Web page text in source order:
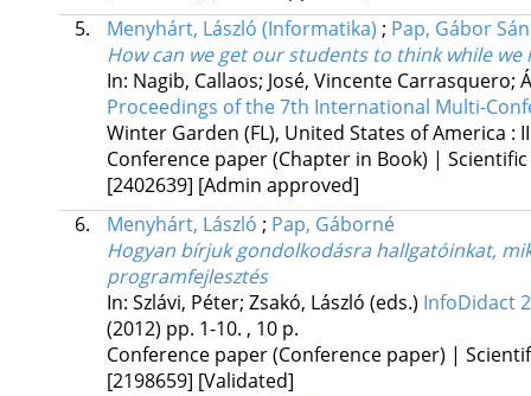
5.
Menyhárt, László (Informatika) ; Pap, Gábor
How can we get our students to think while
In: Nagib, Callaos; José, Vincente
Proceedings of the 7th International Multi-
Winter Garden (FL), United States of America :
Conference paper (Chapter in Book) | Scientific
[2402639] [Admin approved]
6.
Menyhárt, László ; Pap, Gáborné
Hogyan bírjuk gondolkodásra hallgatóinkat,
programfejlesztés
In: Szlávi, Péter; Zsakó, László (eds.) InfoDidact
(2012) pp. 1-10. , 10 p.
Conference paper (Conference paper) |
[2198659] [Validated]